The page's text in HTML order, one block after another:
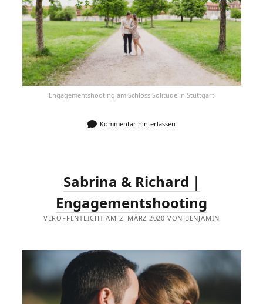
Engagementshooting am Schloss Solitude in Stuttgart
Kommentar hinterlassen
Sabrina & Richard |
Engagementshooting
VERÖFFENTLICHT AM 2. MÄRZ 2020 VON BENJAMIN